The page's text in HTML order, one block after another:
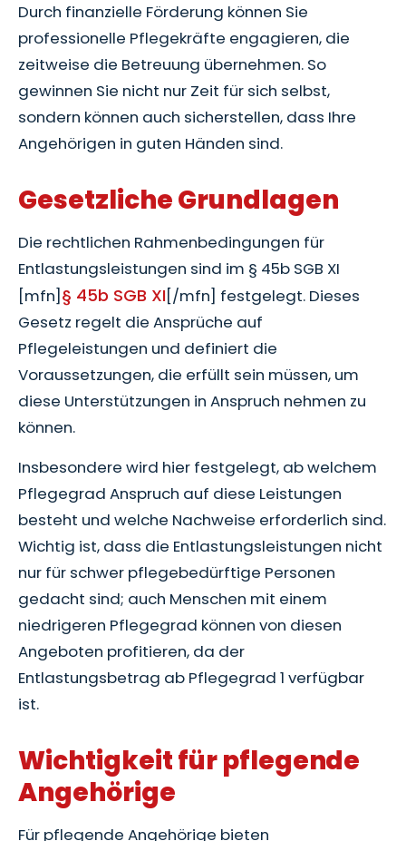
Durch finanzielle Förderung können Sie
professionelle Pflegekräfte engagieren, die
zeitweise die Betreuung übernehmen. So
gewinnen Sie nicht nur Zeit für sich selbst,
sondern können auch sicherstellen, dass Ihre
Angehörigen in guten Händen sind.
Gesetzliche Grundlagen
Die rechtlichen Rahmenbedingungen für
Entlastungsleistungen sind im § 45b SGB XI
[mfn] § 45b SGB XI[/mfn] festgelegt. Dieses
Gesetz regelt die Ansprüche auf
Pflegeleistungen und definiert die
Voraussetzungen, die erfüllt sein müssen, um
diese Unterstützungen in Anspruch nehmen zu
können.
Insbesondere wird hier festgelegt, ab welchem
Pflegegrad Anspruch auf diese Leistungen
besteht und welche Nachweise erforderlich sind.
Wichtig ist, dass die Entlastungsleistungen nicht
nur für schwer pflegebedürftige Personen
gedacht sind; auch Menschen mit einem
niedrigeren Pflegegrad können von diesen
Angeboten profitieren, da der
Entlastungsbetrag ab Pflegegrad 1 verfügbar
ist.
Wichtigkeit für pflegende
Angehörige
Für pflegende Angehörige bieten